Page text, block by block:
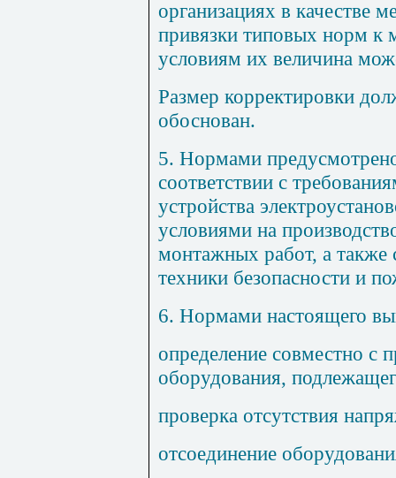
организациях в качестве
привязки типовых норм к
условиям их величина
Размер корректировки
обоснован.
5. Нормами
соответствии с
устройства
условиями на
монтажных работ, а также
техники безопасности и
6. Нормами настоящего
определение совместно с
оборудования,
проверка отсутствия
отсоединение